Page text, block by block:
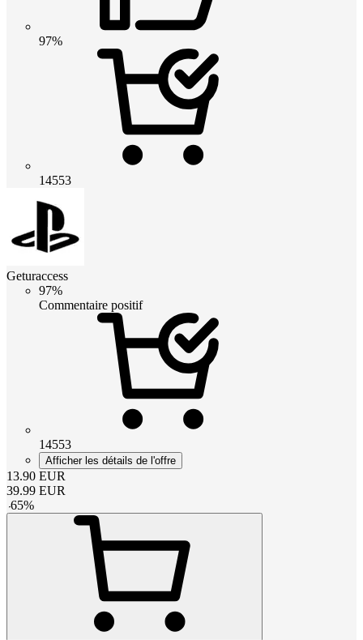
97%
14553
Geturaccess
97%
Commentaire positif
14553
Afficher les détails de l'offre
13.90 EUR
39.99 EUR
-65%